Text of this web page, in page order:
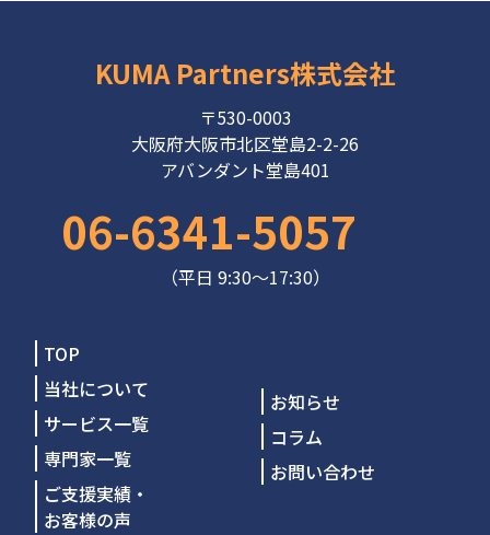
KUMA Partners株式会社
〒530-0003
大阪府大阪市北区堂島2-2-26
アバンダント堂島401
06-6341-5057
（平日 9:30～17:30）
TOP
当社について
サービス一覧
専門家一覧
ご支援実績・
お客様の声
お知らせ
コラム
お問い合わせ